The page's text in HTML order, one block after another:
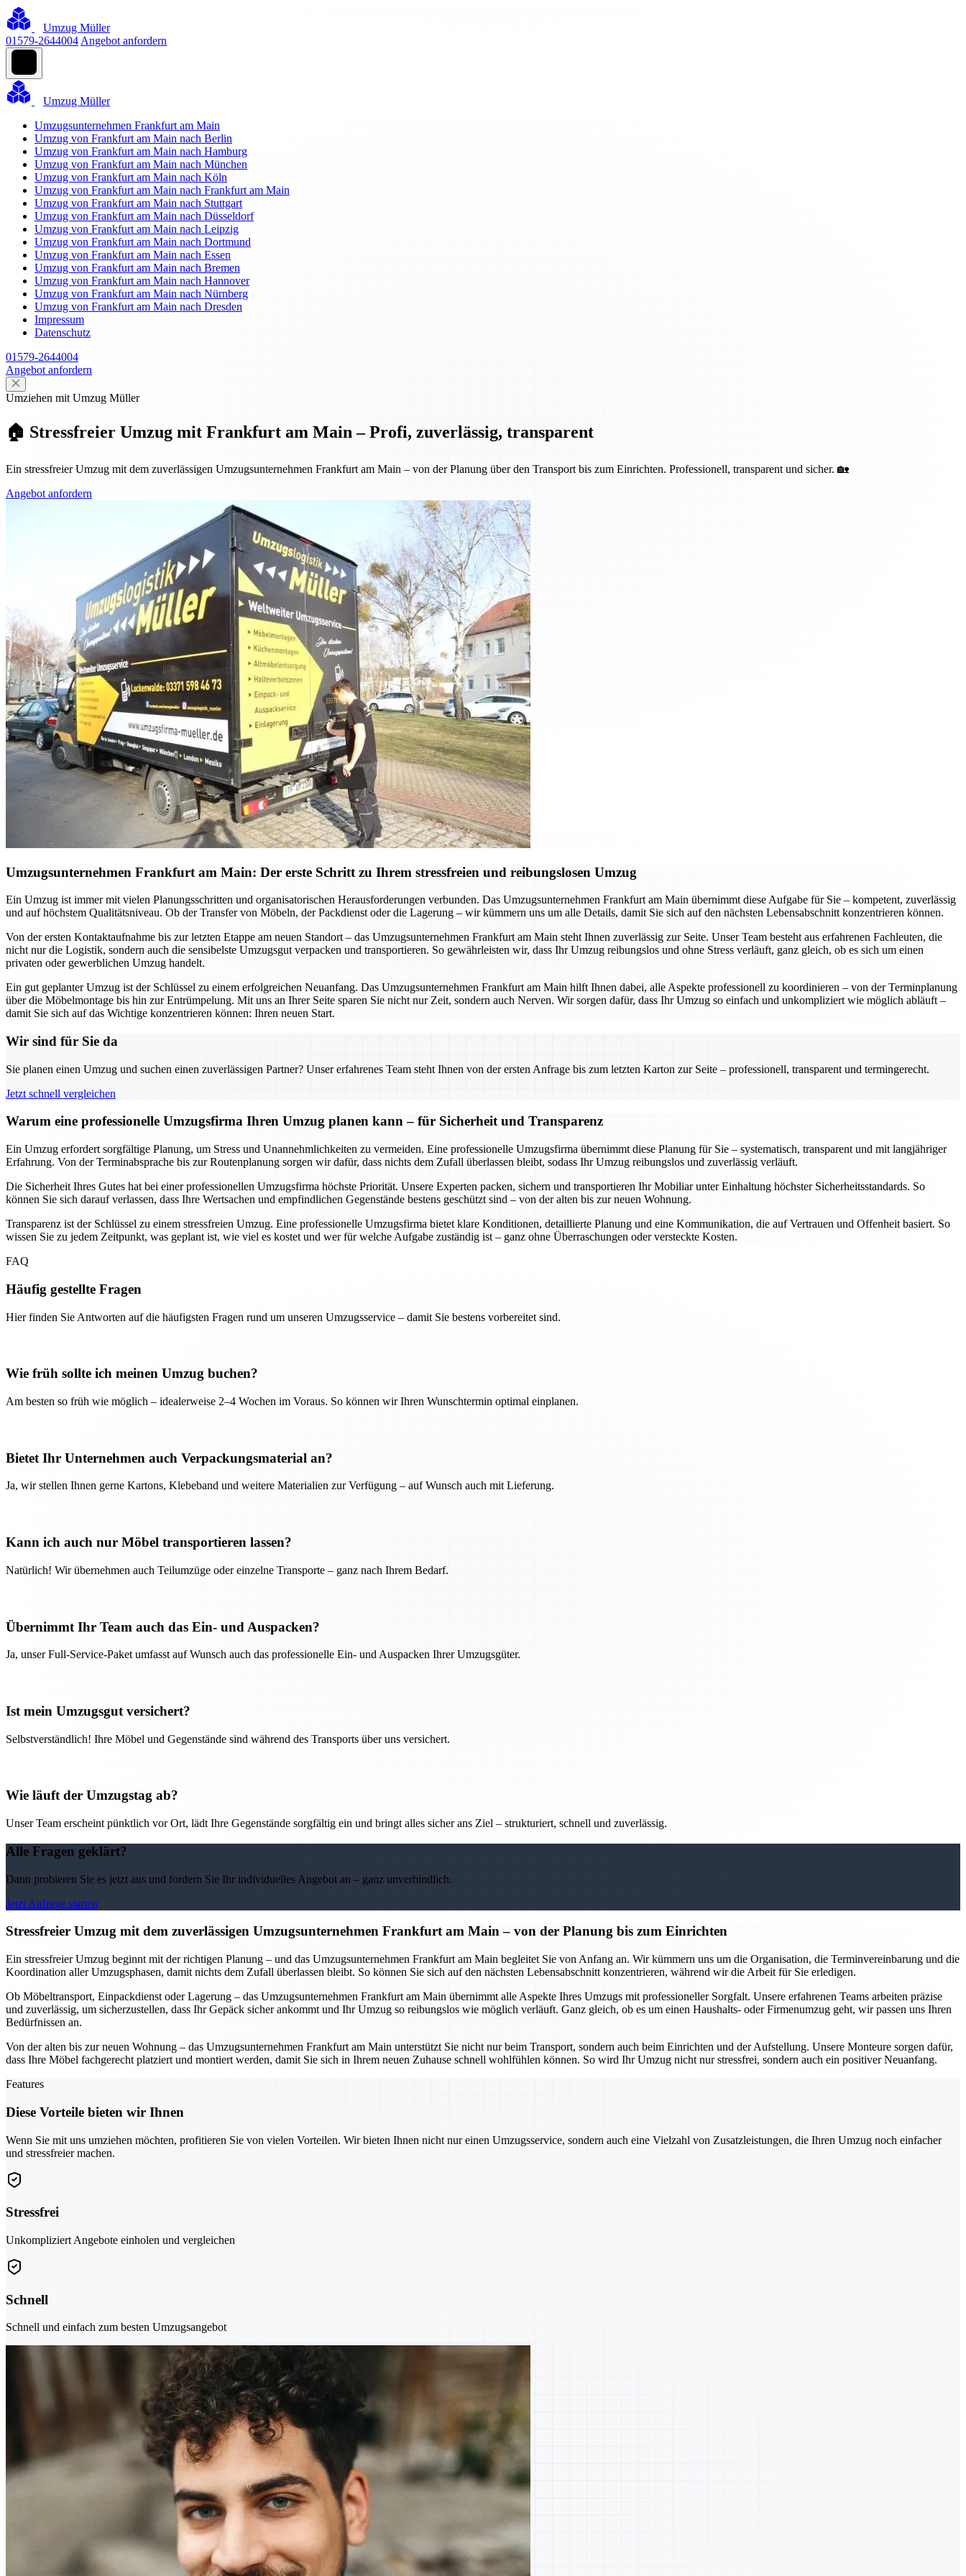
Umzug Müller
01579-2644004 Angebot anfordern
Umzug Müller
Umzugsunternehmen Frankfurt am Main
Umzug von Frankfurt am Main nach Berlin
Umzug von Frankfurt am Main nach Hamburg
Umzug von Frankfurt am Main nach München
Umzug von Frankfurt am Main nach Köln
Umzug von Frankfurt am Main nach Frankfurt am Main
Umzug von Frankfurt am Main nach Stuttgart
Umzug von Frankfurt am Main nach Düsseldorf
Umzug von Frankfurt am Main nach Leipzig
Umzug von Frankfurt am Main nach Dortmund
Umzug von Frankfurt am Main nach Essen
Umzug von Frankfurt am Main nach Bremen
Umzug von Frankfurt am Main nach Hannover
Umzug von Frankfurt am Main nach Nürnberg
Umzug von Frankfurt am Main nach Dresden
Impressum
Datenschutz
01579-2644004
Angebot anfordern
Umziehen mit Umzug Müller
🏠 Stressfreier Umzug mit Frankfurt am Main – Profi, zuverlässig, transparent
Ein stressfreier Umzug mit dem zuverlässigen Umzugsunternehmen Frankfurt am Main – von der Planung über den Transport bis zum Einrichten. Professionell, transparent und sicher. 🏡
Angebot anfordern
Umzugsunternehmen Frankfurt am Main: Der erste Schritt zu Ihrem stressfreien und reibungslosen Umzug
Ein Umzug ist immer mit vielen Planungsschritten und organisatorischen Herausforderungen verbunden. Das Umzugsunternehmen Frankfurt am Main übernimmt diese Aufgabe für Sie – kompetent, zuverlässig
und auf höchstem Qualitätsniveau. Ob der Transfer von Möbeln, der Packdienst oder die Lagerung – wir kümmern uns um alle Details, damit Sie sich auf den nächsten Lebensabschnitt konzentrieren können.
Von der ersten Kontaktaufnahme bis zur letzten Etappe am neuen Standort – das Umzugsunternehmen Frankfurt am Main steht Ihnen zuverlässig zur Seite. Unser Team besteht aus erfahrenen Fachleuten, die
nicht nur die Logistik, sondern auch die sensibelste Umzugsgut verpacken und transportieren. So gewährleisten wir, dass Ihr Umzug reibungslos und ohne Stress verläuft, ganz gleich, ob es sich um einen
privaten oder gewerblichen Umzug handelt.
Ein gut geplanter Umzug ist der Schlüssel zu einem erfolgreichen Neuanfang. Das Umzugsunternehmen Frankfurt am Main hilft Ihnen dabei, alle Aspekte professionell zu koordinieren – von der Terminplanung
über die Möbelmontage bis hin zur Entrümpelung. Mit uns an Ihrer Seite sparen Sie nicht nur Zeit, sondern auch Nerven. Wir sorgen dafür, dass Ihr Umzug so einfach und unkompliziert wie möglich abläuft –
damit Sie sich auf das Wichtige konzentrieren können: Ihren neuen Start.
Wir sind für Sie da
Sie planen einen Umzug und suchen einen zuverlässigen Partner? Unser erfahrenes Team steht Ihnen von der ersten Anfrage bis zum letzten Karton zur Seite – professionell, transparent und termingerecht.
Jetzt schnell vergleichen
Warum eine professionelle Umzugsfirma Ihren Umzug planen kann – für Sicherheit und Transparenz
Ein Umzug erfordert sorgfältige Planung, um Stress und Unannehmlichkeiten zu vermeiden. Eine professionelle Umzugsfirma übernimmt diese Planung für Sie – systematisch, transparent und mit langjähriger
Erfahrung. Von der Terminabsprache bis zur Routenplanung sorgen wir dafür, dass nichts dem Zufall überlassen bleibt, sodass Ihr Umzug reibungslos und zuverlässig verläuft.
Die Sicherheit Ihres Gutes hat bei einer professionellen Umzugsfirma höchste Priorität. Unsere Experten packen, sichern und transportieren Ihr Mobiliar unter Einhaltung höchster Sicherheitsstandards. So
können Sie sich darauf verlassen, dass Ihre Wertsachen und empfindlichen Gegenstände bestens geschützt sind – von der alten bis zur neuen Wohnung.
Transparenz ist der Schlüssel zu einem stressfreien Umzug. Eine professionelle Umzugsfirma bietet klare Konditionen, detaillierte Planung und eine Kommunikation, die auf Vertrauen und Offenheit basiert. So
wissen Sie zu jedem Zeitpunkt, was geplant ist, wie viel es kostet und wer für welche Aufgabe zuständig ist – ganz ohne Überraschungen oder versteckte Kosten.
FAQ
Häufig gestellte Fragen
Hier finden Sie Antworten auf die häufigsten Fragen rund um unseren Umzugsservice – damit Sie bestens vorbereitet sind.
Wie früh sollte ich meinen Umzug buchen?
Am besten so früh wie möglich – idealerweise 2–4 Wochen im Voraus. So können wir Ihren Wunschtermin optimal einplanen.
Bietet Ihr Unternehmen auch Verpackungsmaterial an?
Ja, wir stellen Ihnen gerne Kartons, Klebeband und weitere Materialien zur Verfügung – auf Wunsch auch mit Lieferung.
Kann ich auch nur Möbel transportieren lassen?
Natürlich! Wir übernehmen auch Teilumzüge oder einzelne Transporte – ganz nach Ihrem Bedarf.
Übernimmt Ihr Team auch das Ein- und Auspacken?
Ja, unser Full-Service-Paket umfasst auf Wunsch auch das professionelle Ein- und Auspacken Ihrer Umzugsgüter.
Ist mein Umzugsgut versichert?
Selbstverständlich! Ihre Möbel und Gegenstände sind während des Transports über uns versichert.
Wie läuft der Umzugstag ab?
Unser Team erscheint pünktlich vor Ort, lädt Ihre Gegenstände sorgfältig ein und bringt alles sicher ans Ziel – strukturiert, schnell und zuverlässig.
Alle Fragen geklärt?
Dann probieren Sie es jetzt aus und fordern Sie Ihr individuelles Angebot an – ganz unverbindlich.
Jetzt Anfrage starten
Stressfreier Umzug mit dem zuverlässigen Umzugsunternehmen Frankfurt am Main – von der Planung bis zum Einrichten
Ein stressfreier Umzug beginnt mit der richtigen Planung – und das Umzugsunternehmen Frankfurt am Main begleitet Sie von Anfang an. Wir kümmern uns um die Organisation, die Terminvereinbarung und die
Koordination aller Umzugsphasen, damit nichts dem Zufall überlassen bleibt. So können Sie sich auf den nächsten Lebensabschnitt konzentrieren, während wir die Arbeit für Sie erledigen.
Ob Möbeltransport, Einpackdienst oder Lagerung – das Umzugsunternehmen Frankfurt am Main übernimmt alle Aspekte Ihres Umzugs mit professioneller Sorgfalt. Unsere erfahrenen Teams arbeiten präzise
und zuverlässig, um sicherzustellen, dass Ihr Gepäck sicher ankommt und Ihr Umzug so reibungslos wie möglich verläuft. Ganz gleich, ob es um einen Haushalts- oder Firmenumzug geht, wir passen uns Ihren
Bedürfnissen an.
Von der alten bis zur neuen Wohnung – das Umzugsunternehmen Frankfurt am Main unterstützt Sie nicht nur beim Transport, sondern auch beim Einrichten und der Aufstellung. Unsere Monteure sorgen dafür,
dass Ihre Möbel fachgerecht platziert und montiert werden, damit Sie sich in Ihrem neuen Zuhause schnell wohlfühlen können. So wird Ihr Umzug nicht nur stressfrei, sondern auch ein positiver Neuanfang.
Features
Diese Vorteile bieten wir Ihnen
Wenn Sie mit uns umziehen möchten, profitieren Sie von vielen Vorteilen. Wir bieten Ihnen nicht nur einen Umzugsservice, sondern auch eine Vielzahl von Zusatzleistungen, die Ihren Umzug noch einfacher
und stressfreier machen.
Stressfrei
Unkompliziert Angebote einholen und vergleichen
Schnell
Schnell und einfach zum besten Umzugsangebot